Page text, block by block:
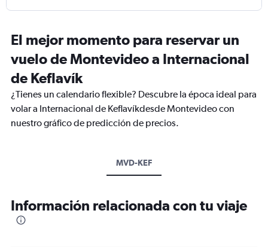
El mejor momento para reservar un
vuelo de Montevideo a Internacional
de Keflavík
¿Tienes un calendario flexible? Descubre la época ideal para
volar a Internacional de Keflavíkdesde Montevideo con
nuestro gráfico de predicción de precios.
MVD-KEF
Información relacionada con tu viaje